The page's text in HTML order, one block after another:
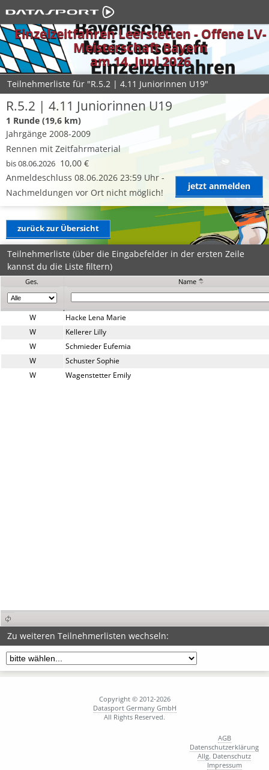
Einzelzeitfahren Leerstetten - Offene LV-
Meisterschaft Bayern
am 14. Juni 2026
Teilnehmerliste für "R.5.2 | 4.11 Juniorinnen U19"
R.5.2 | 4.11 Juniorinnen U19
1 Runde (19,6 km)
Jahrgänge 2008-2009
Rennen mit Zeitfahrmaterial
bis 08.06.2026 10,00 €
Anmeldeschluss 08.06.2026 23:59 Uhr -
Nachmeldungen vor Ort nicht möglich!
jetzt anmelden
zurück zur Übersicht
Teilnehmerliste (über die Eingabefelder in der ersten Zeile
kannst du die Liste filtern)
Ges. Name
W
Hacke Lena Marie
W
Kellerer Lilly
W
Schmieder Eufemia
W
Schuster Sophie
W
Wagenstetter Emily
Zu weiteren Teilnehmerlisten wechseln:
Copyright © 2012-2026
Datasport Germany GmbH
All Rights Reserved.
AGB
Datenschutzerklärung
Allg. Datenschutz
Impressum